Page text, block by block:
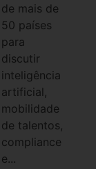
de mais de
50 países
para
discutir
inteligência
artificial,
mobilidade
de talentos,
compliance
e...